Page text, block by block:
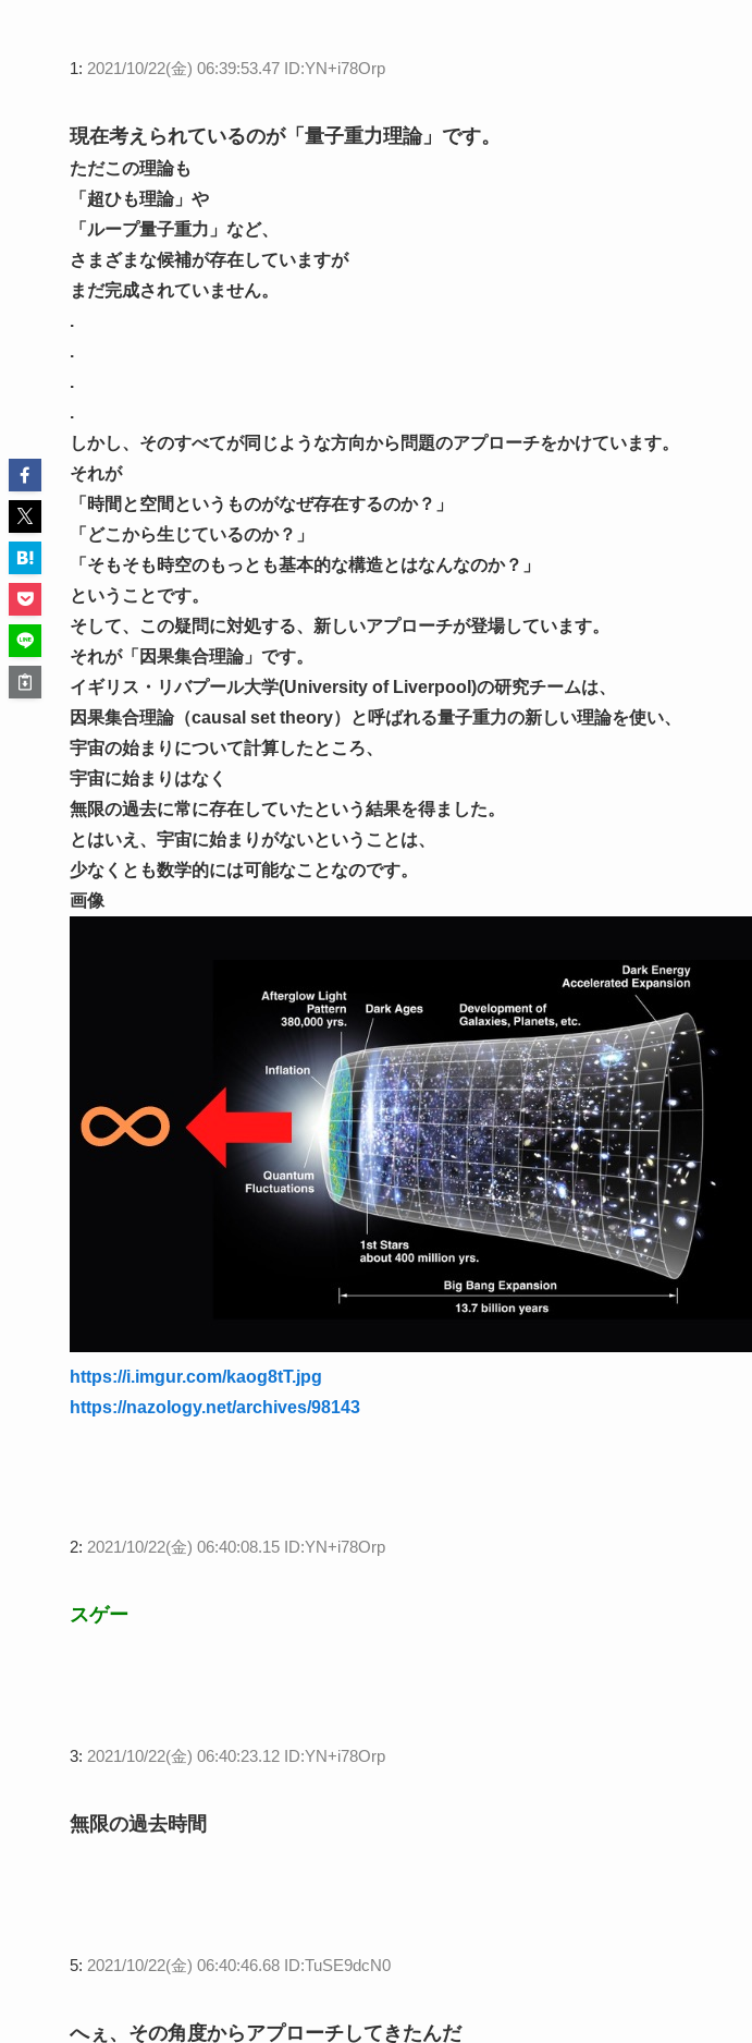
1: 2021/10/22(金) 06:39:53.47 ID:YN+i78Orp
現在考えられているのが「量子重力理論」です。
ただこの理論も
「超ひも理論」や
「ループ量子重力」など、
さまざまな候補が存在していますが
まだ完成されていません。
.
.
.
.
しかし、そのすべてが同じような方向から問題のアプローチをかけています。
それが
「時間と空間というものがなぜ存在するのか？」
「どこから生じているのか？」
「そもそも時空のもっとも基本的な構造とはなんなのか？」
ということです。
そして、この疑問に対処する、新しいアプローチが登場しています。
それが「因果集合理論」です。
イギリス・リバプール大学(University of Liverpool)の研究チームは、
因果集合理論（causal set theory）と呼ばれる量子重力の新しい理論を使い、
宇宙の始まりについて計算したところ、
宇宙に始まりはなく
無限の過去に常に存在していたという結果を得ました。
とはいえ、宇宙に始まりがないということは、
少なくとも数学的には可能なことなのです。
画像
https://i.imgur.com/kaog8tT.jpg
https://nazology.net/archives/98143
2: 2021/10/22(金) 06:40:08.15 ID:YN+i78Orp
スゲー
3: 2021/10/22(金) 06:40:23.12 ID:YN+i78Orp
無限の過去時間
5: 2021/10/22(金) 06:40:46.68 ID:TuSE9dcN0
へぇ、その角度からアプローチしてきたんだ